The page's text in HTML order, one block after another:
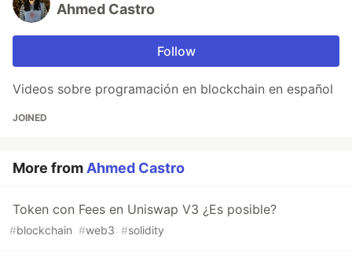
Ahmed Castro
Follow
Videos sobre programación en blockchain en español
JOINED
More fromAhmed Castro
Token con Fees en Uniswap V3 ¿Es posible?
#blockchain #web3 #solidity